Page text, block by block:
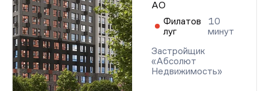
АО
Филатов
луг
10
минут
Застройщик
«Абсолют
Недвижимость»